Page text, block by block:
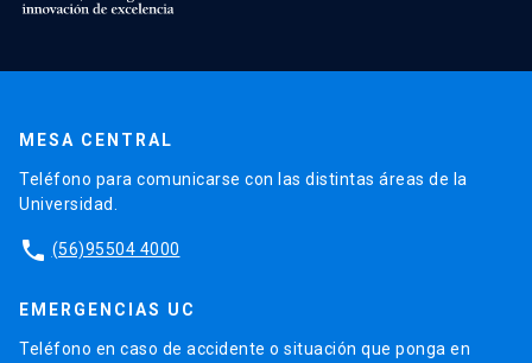
MESA CENTRAL
Teléfono para comunicarse con las distintas áreas de la
Universidad.
phone (56)95504 4000
EMERGENCIAS UC
Teléfono en caso de accidente o situación que ponga en